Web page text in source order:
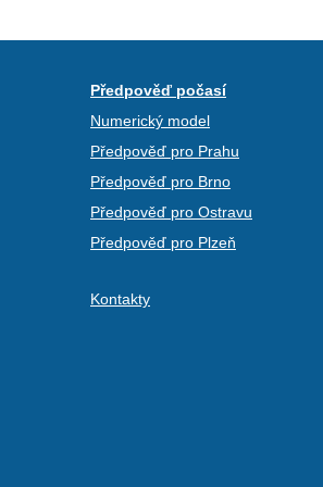
Předpověď počasí
Numerický model
Předpověď pro Prahu
Předpověď pro Brno
Předpověď pro Ostravu
Předpověď pro Plzeň
Kontakty